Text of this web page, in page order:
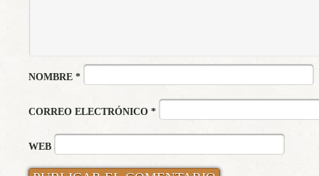
NOMBRE *
CORREO ELECTRÓNICO *
WEB